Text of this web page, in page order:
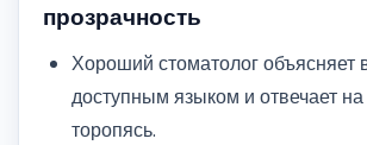
прозрачность
Хороший стоматолог объясняет
доступным языком и отвечает
торопясь.